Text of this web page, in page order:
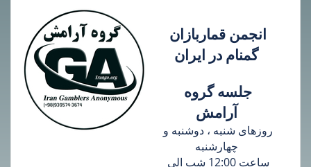
انجمن قماربازان
گمنام در ایران
جلسه گروه
آرامش
روزهای شنبه ، دوشنبه و
ساعت 12:00 شب الی